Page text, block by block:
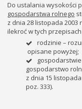
Do ustalania wysokości
gospodarstwa rolnego
z dnia 28 listopada 2003
ilekroć w tych
rodzinie –
opisane powyżej;
gospodarstwo
z dnia 15
poz. 333).